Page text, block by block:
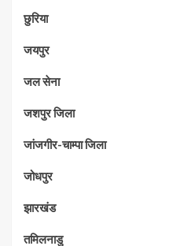
छुरिया
जयपुर
जल सेना
जशपुर जिला
जांजगीर-चाम्पा जिला
जोधपुर
झारखंड
तमिलनाडु